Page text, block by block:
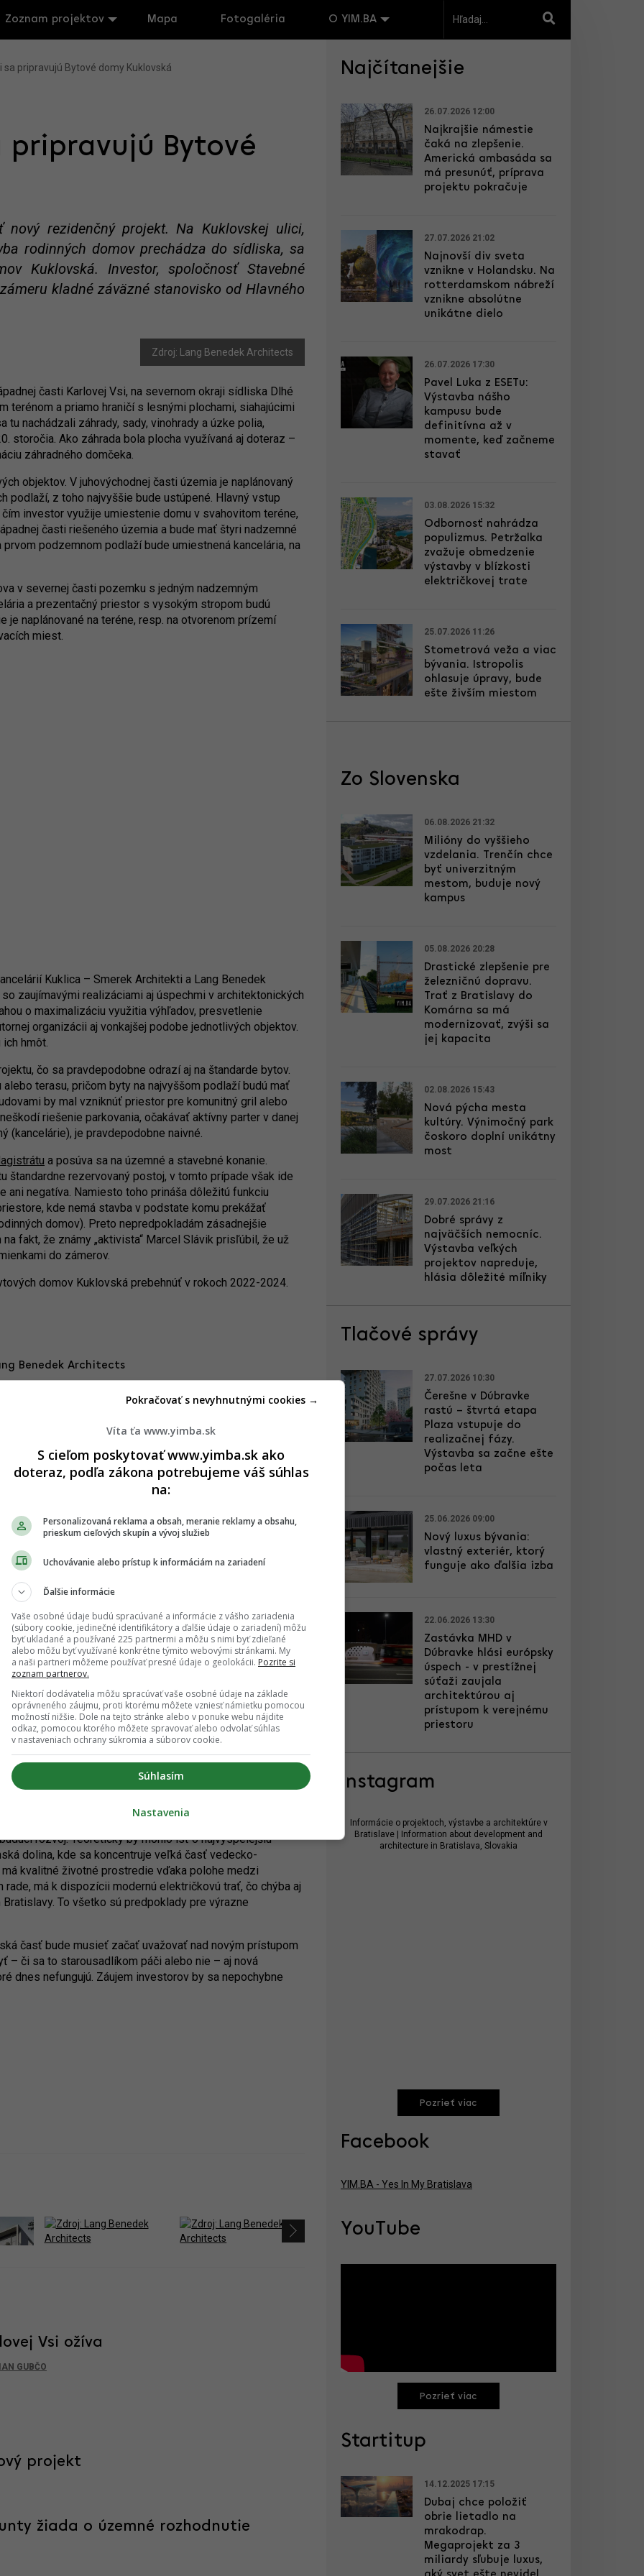
Zoznam projektov Mapa Fotogaléria O YIM.BA
sa pripravujú Bytové domy Kuklovská
pripravujú Bytové
rezidenčný projekt. Na Kuklovskej ulici,
rodinných domov prechádza do sídliska, sa
Kuklovská. Investor, spoločnosť Stavebné
kladné záväzné stanovisko od Hlavného
Zdroj: Lang Benedek Architects
časti Karlovej Vsi, na severnom okraji sídliska Dlhé
terénom a priamo hraničí s lesnými plochami, siahajúcimi
nachádzali záhrady, sady, vinohrady a úzke polia,
storočia. Ako záhrada bola plocha využívaná aj doteraz –
záhradného domčeka.
objektov. V juhovýchodnej časti územia je naplánovaný
podlaží, z toho najvyššie bude ustúpené. Hlavný vstup
investor využije umiestenie domu v svahovitom teréne,
časti riešeného územia a bude mať štyri nadzemné
podzemnom podlaží bude umiestnená kancelária, na
v severnej časti pozemku s jedným nadzemným
a prezentačný priestor s vysokým stropom budú
je naplánované na teréne, resp. na otvorenom prízemí
miest.
Kuklica – Smerek Architekti a Lang Benedek
zaujímavými realizáciami aj úspechmi v architektonických
o maximalizáciu využitia výhľadov, presvetlenie
organizácii aj vonkajšej podobe jednotlivých objektov.
hmôt.
čo sa pravdepodobne odrazí aj na štandarde bytov.
terasu, pričom byty na najvyššom podlaží budú mať
by mal vzniknúť priestor pre komunitný gril alebo
riešenie parkovania, očakávať aktívny parter v danej
(kancelárie), je pravdepodobne naivné.
a posúva sa na územné a stavebné konanie.
štandardne rezervovaný postoj, v tomto prípade však ide
negatíva. Namiesto toho prináša dôležitú funkciu
kde nemá stavba v podstate komu prekážať
domov). Preto nepredpokladám zásadnejšie
fakt, že známy „aktivista“ Marcel Slávik prisľúbil, že už
do zámerov.
domov Kuklovská prebehnúť v rokoch 2022-2024.
Benedek Architects
malých a komorných projektov, ktoré sa v Karlovej Vsi
dostupnosti centra mesta, aj vďaka existencii
ktorí tu plánujú zámery rezidenčných projektov
pripravujeRemingna Matejkovej,Otyk Invest
Karoliana Ulici Hany Meličkovej. Úroveň týchto
dobrom výhľade a zdôrazňujú blízkosť zelených či
týkajú aj iných častí mesta, čo nezriedka vyústilo v masívnu
prístup k výstavbe aspoň v niečom dobrý, mal
materiálov a územných plánov zón, ktoré by nastavili
uľahčili investičný proces. To sa však nedeje, a Karlova
územia (Majerníková – severná časť a Líščie údolie).
hospodárskeho a sociálneho rozvoja) sťažuje na
verejný priestor a ako príležitosť pripomína, že
Toto všetko je však dôsledok nesprávneho
Verejný priestor v Karlovej Vsi a zvlášť na Dlhých
parkovaním a zlepšenie jeho stavu je nereálne, lebo pri
vyberať.
nerozvoja, kde sa na prvý pohľad darí brániť najhorším
stagnácia kvality života v mestskej časti. Zásadné
(modernizácia električkovej trate, výstavbalodenice
či súťaž na rekonštrukciu Jurigovho námestia),
grantom z fondov EÚ alebo Nórskych fondov. To je však
rozvoj. Teoreticky by mohlo ísť o najvyspelejšiu
dolina, kde sa koncentruje veľká časť vedecko-
kvalitné životné prostredie vďaka polohe medzi
má k dispozícii modernú električkovú trať, čo chýba aj
To všetko sú predpoklady pre výrazne
časť bude musieť začať uvažovať nad novým prístupom
– či sa to starousadlíkom páči alebo nie – aj nová
dnes nefungujú. Záujem investorov by sa nepochybne
Vsi ožíva
GUBČO
projekt
žiada o územné rozhodnutie
Najčítanejšie
26.07.2026 12:00
Najkrajšie námestie
čaká na zlepšenie.
Americká ambasáda sa
má presunúť, príprava
projektu pokračuje
27.07.2026 21:02
Najnovší div sveta
vznikne v Holandsku. Na
rotterdamskom nábreží
vznikne absolútne
unikátne dielo
26.07.2026 17:30
Pavel Luka z ESETu:
Výstavba nášho
kampusu bude
definitívna až v
momente, keď začneme
stavať
03.08.2026 15:32
Odbornosť nahrádza
populizmus. Petržalka
zvažuje obmedzenie
výstavby v blízkosti
električkovej trate
25.07.2026 11:26
Stometrová veža a viac
bývania. Istropolis
ohlasuje úpravy, bude
ešte živším miestom
Zo Slovenska
06.08.2026 21:32
Milióny do vyššieho
vzdelania. Trenčín chce
byť univerzitným
mestom, buduje nový
kampus
05.08.2026 20:28
Drastické zlepšenie pre
železničnú dopravu.
Trať z Bratislavy do
Komárna sa má
modernizovať, zvýši sa
jej kapacita
02.08.2026 15:43
Nová pýcha mesta
kultúry. Výnimočný park
čoskoro doplní unikátny
most
29.07.2026 21:16
Dobré správy z
najväčších nemocníc.
Výstavba veľkých
projektov napreduje,
hlásia dôležité míľniky
Tlačové správy
27.07.2026 10:30
Čerešne v Dúbravke
rastú – štvrtá etapa
Plaza vstupuje do
realizačnej fázy.
Výstavba sa začne ešte
počas leta
25.06.2026 09:00
Nový luxus bývania:
vlastný exteriér, ktorý
funguje ako ďalšia izba
22.06.2026 13:30
Zastávka MHD v
Dúbravke hlási európsky
úspech - v prestížnej
súťaži zaujala
architektúrou aj
prístupom k verejnému
priestoru
Instagram
Informácie o projektoch, výstavbe a architektúre v
Bratislave | Information about development and
architecture in Bratislava, Slovakia
Pozrieť viac
Facebook
YIM.BA - Yes In My Bratislava
YouTube
Pozrieť viac
Startitup
14.12.2025 17:15
Dubaj chce položiť
obrie lietadlo na
mrakodrap.
Megaprojekt za 3
miliardy sľubuje luxus,
Víta ťa www.yimba.sk
S cieľom poskytovať www.yimba.sk ako
doteraz, podľa zákona potrebujeme váš súhlas
na:
Personalizovaná reklama a obsah, meranie reklamy a obsahu,
prieskum cieľových skupín a vývoj služieb
Uchovávanie alebo prístup k informáciám na zariadení
Ďalšie informácie
Vaše osobné údaje budú spracúvané a informácie z vášho zariadenia
(súbory cookie, jedinečné identifikátory a ďalšie údaje o zariadení) môžu
byť ukladané a používané 225 partnermi a môžu s nimi byť zdieľané
alebo môžu byť využívané konkrétne týmito webovými stránkami. My
a naši partneri môžeme používať presné údaje o geolokácii. Pozrite si
zoznam partnerov.
Niektorí dodávatelia môžu spracúvať vaše osobné údaje na základe
oprávneného záujmu, proti ktorému môžete vzniesť námietku pomocou
možností nižšie. Dole na tejto stránke alebo v ponuke webu nájdite
odkaz, pomocou ktorého môžete spravovať alebo odvolať súhlas
v nastaveniach ochrany súkromia a súborov cookie.
Súhlasím
Pokračovať s nevyhnutnými cookies →
Nastavenia